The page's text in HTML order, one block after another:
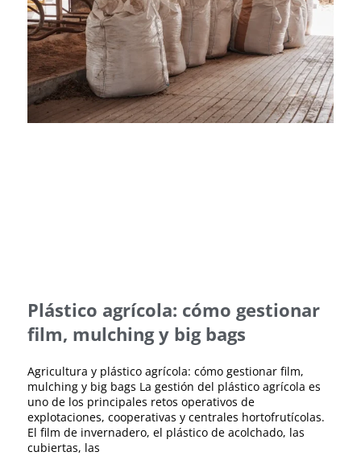
Plástico agrícola: cómo gestionar
film, mulching y big bags
Agricultura y plástico agrícola: cómo gestionar film,
mulching y big bags La gestión del plástico agrícola es
uno de los principales retos operativos de
explotaciones, cooperativas y centrales hortofrutícolas.
El film de invernadero, el plástico de acolchado, las
cubiertas, las